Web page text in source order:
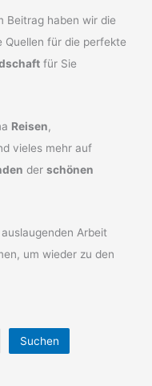
Beitrag haben wir die
für die perfekte
für Sie
Reisen,
vieles mehr auf
derschönen
Arbeit
um wieder zu den
Suchen